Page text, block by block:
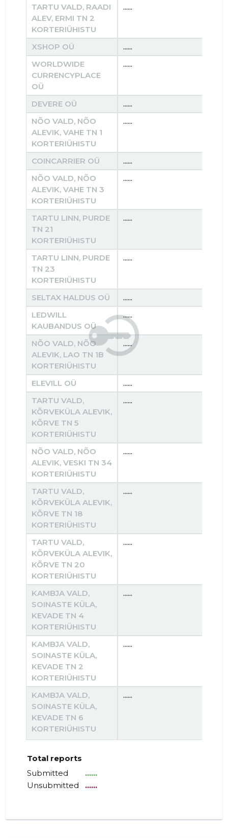
TARTU VALD, RAADI
ALEV, ERMI TN 2
KORTERIÜHISTU
......
XSHOP OÜ ......
WORLDWIDE
CURRENCYPLACE
OÜ
......
DEVERE OÜ ......
NÕO VALD, NÕO
ALEVIK, VAHE TN 1
KORTERIÜHISTU
......
COINCARRIER OÜ ......
NÕO VALD, NÕO
ALEVIK, VAHE TN 3
KORTERIÜHISTU
......
TARTU LINN, PURDE
TN 21
KORTERIÜHISTU
......
TARTU LINN, PURDE
TN 23
KORTERIÜHISTU
......
SELTAX HALDUS OÜ ......
LEDWILL
KAUBANDUS OÜ
......
NÕO VALD, NÕO
ALEVIK, LAO TN 1B
KORTERIÜHISTU
......
ELEVILL OÜ ......
TARTU VALD,
KÕRVEKÜLA ALEVIK,
KÕRVE TN 5
KORTERIÜHISTU
......
NÕO VALD, NÕO
ALEVIK, VESKI TN 34
KORTERIÜHISTU
......
TARTU VALD,
KÕRVEKÜLA ALEVIK,
KÕRVE TN 18
KORTERIÜHISTU
......
TARTU VALD,
KÕRVEKÜLA ALEVIK,
KÕRVE TN 20
KORTERIÜHISTU
......
KAMBJA VALD,
SOINASTE KÜLA,
KEVADE TN 4
KORTERIÜHISTU
......
KAMBJA VALD,
SOINASTE KÜLA,
KEVADE TN 2
KORTERIÜHISTU
......
KAMBJA VALD,
SOINASTE KÜLA,
KEVADE TN 6
KORTERIÜHISTU
......
Total reports
Submitted
......
Unsubmitted
......